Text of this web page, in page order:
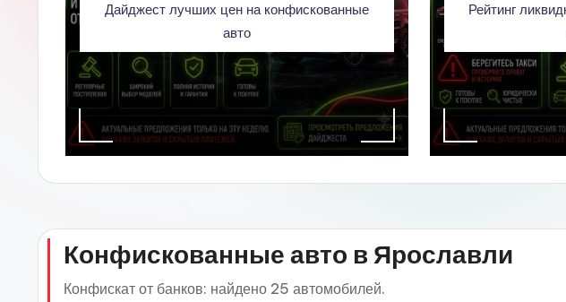
Дайджест лучших цен на конфискованные
авто
Рейтинг
Конфискованные авто в Ярославли
Конфискат от банков: найдено 25 автомобилей.